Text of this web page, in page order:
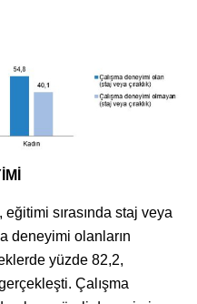
sırasında staj veya
deneyimi olanların
yüzde 82,2,
Çalışma